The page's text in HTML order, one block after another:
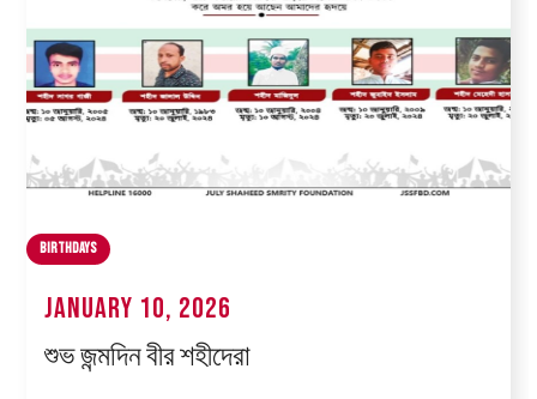
Birthdays
January 10, 2026
শুভ জন্মদিন বীর শহীদেরা